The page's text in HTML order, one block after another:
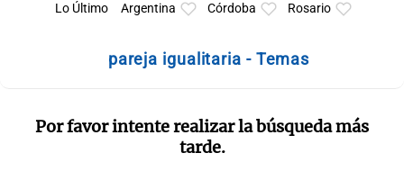
Lo Último Argentina Córdoba Rosario
pareja igualitaria - Temas
Por favor intente realizar la búsqueda más
tarde.